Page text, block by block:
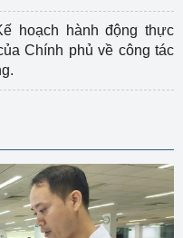
hoạch hành động thực
Chính phủ về công tác